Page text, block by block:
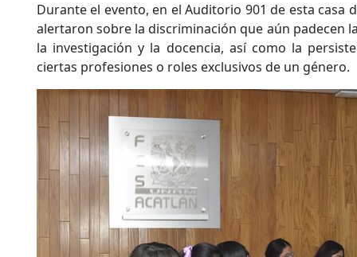
Durante el evento, en el Auditorio 901 de esta casa
alertaron sobre la discriminación que aún padecen
la investigación y la docencia, así como la
ciertas profesiones o roles exclusivos de un género.